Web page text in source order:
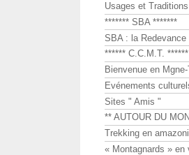
Usages et Traditions
******* SBA *******
SBA : la
****** C.C.M.T. ******
Bienvenue en
Evénements
Sites " Amis "
** AUTOUR DU
Trekking en
« Montagnards » en